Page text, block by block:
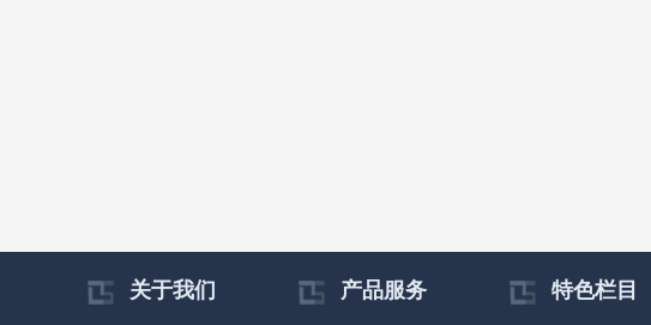
关于我们 产品服务 特色栏目